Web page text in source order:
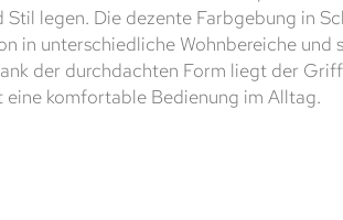
legen. Die dezente Farbgebung in
in unterschiedliche Wohnbereiche und
der durchdachten Form liegt der
komfortable Bedienung im Alltag.